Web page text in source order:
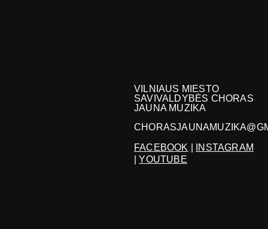
VILNIAUS MIESTO
SAVIVALDYBĖS CHORAS
JAUNA MUZIKA
FACEBOOK
INSTAGRAM
|YOUTUBE